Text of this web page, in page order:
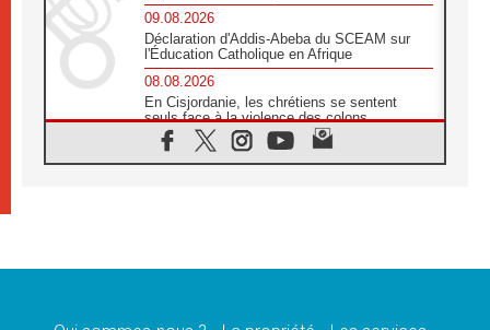
09.08.2026
Déclaration d'Addis-Abeba du SCEAM sur
l'Éducation Catholique en Afrique
08.08.2026
En Cisjordanie, les chrétiens se sentent
seuls face à la violence des colons
08.08.2026
Léon XIV au sanctuaire de Notre Dame du
08.08.2026